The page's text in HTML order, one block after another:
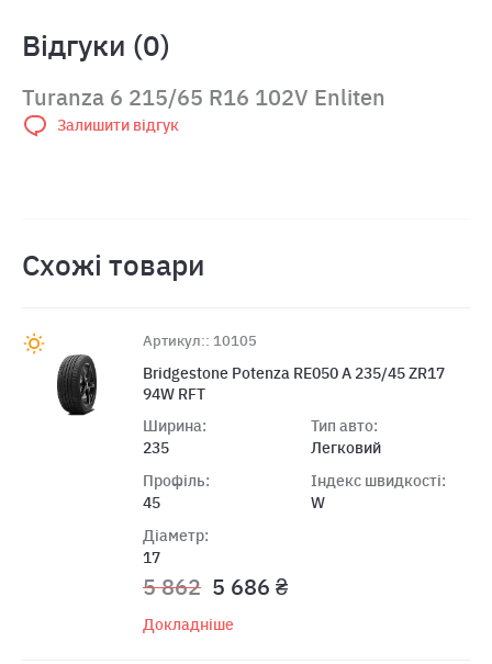
Відгуки (0)
Turanza 6 215/65 R16 102V Enliten
Залишити відгук
Схожі товари
Артикул:: 10105
Bridgestone Potenza RE050 A 235/45 ZR17
94W RFT
Ширина:
235
Профіль:
45
Діаметр:
17
Тип авто:
Легковий
Індекс швидкості:
W
5 862 5 686 ₴
Докладніше